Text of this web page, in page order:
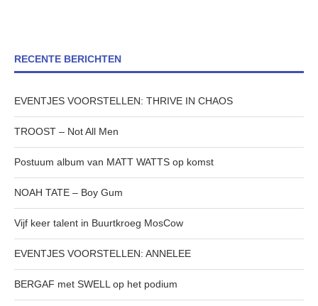
RECENTE BERICHTEN
EVENTJES VOORSTELLEN: THRIVE IN CHAOS
TROOST – Not All Men
Postuum album van MATT WATTS op komst
NOAH TATE – Boy Gum
Vijf keer talent in Buurtkroeg MosCow
EVENTJES VOORSTELLEN: ANNELEE
BERGAF met SWELL op het podium